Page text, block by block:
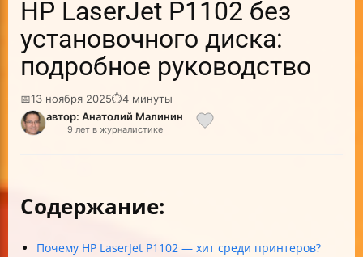
HP LaserJet P1102 без
установочного диска:
подробное руководство
📅13 ноября 2025⏱4 минуты
автор: Анатолий Малинин
9 лет в журналистике
Содержание:
Почему HP LaserJet P1102 — хит среди принтеров?